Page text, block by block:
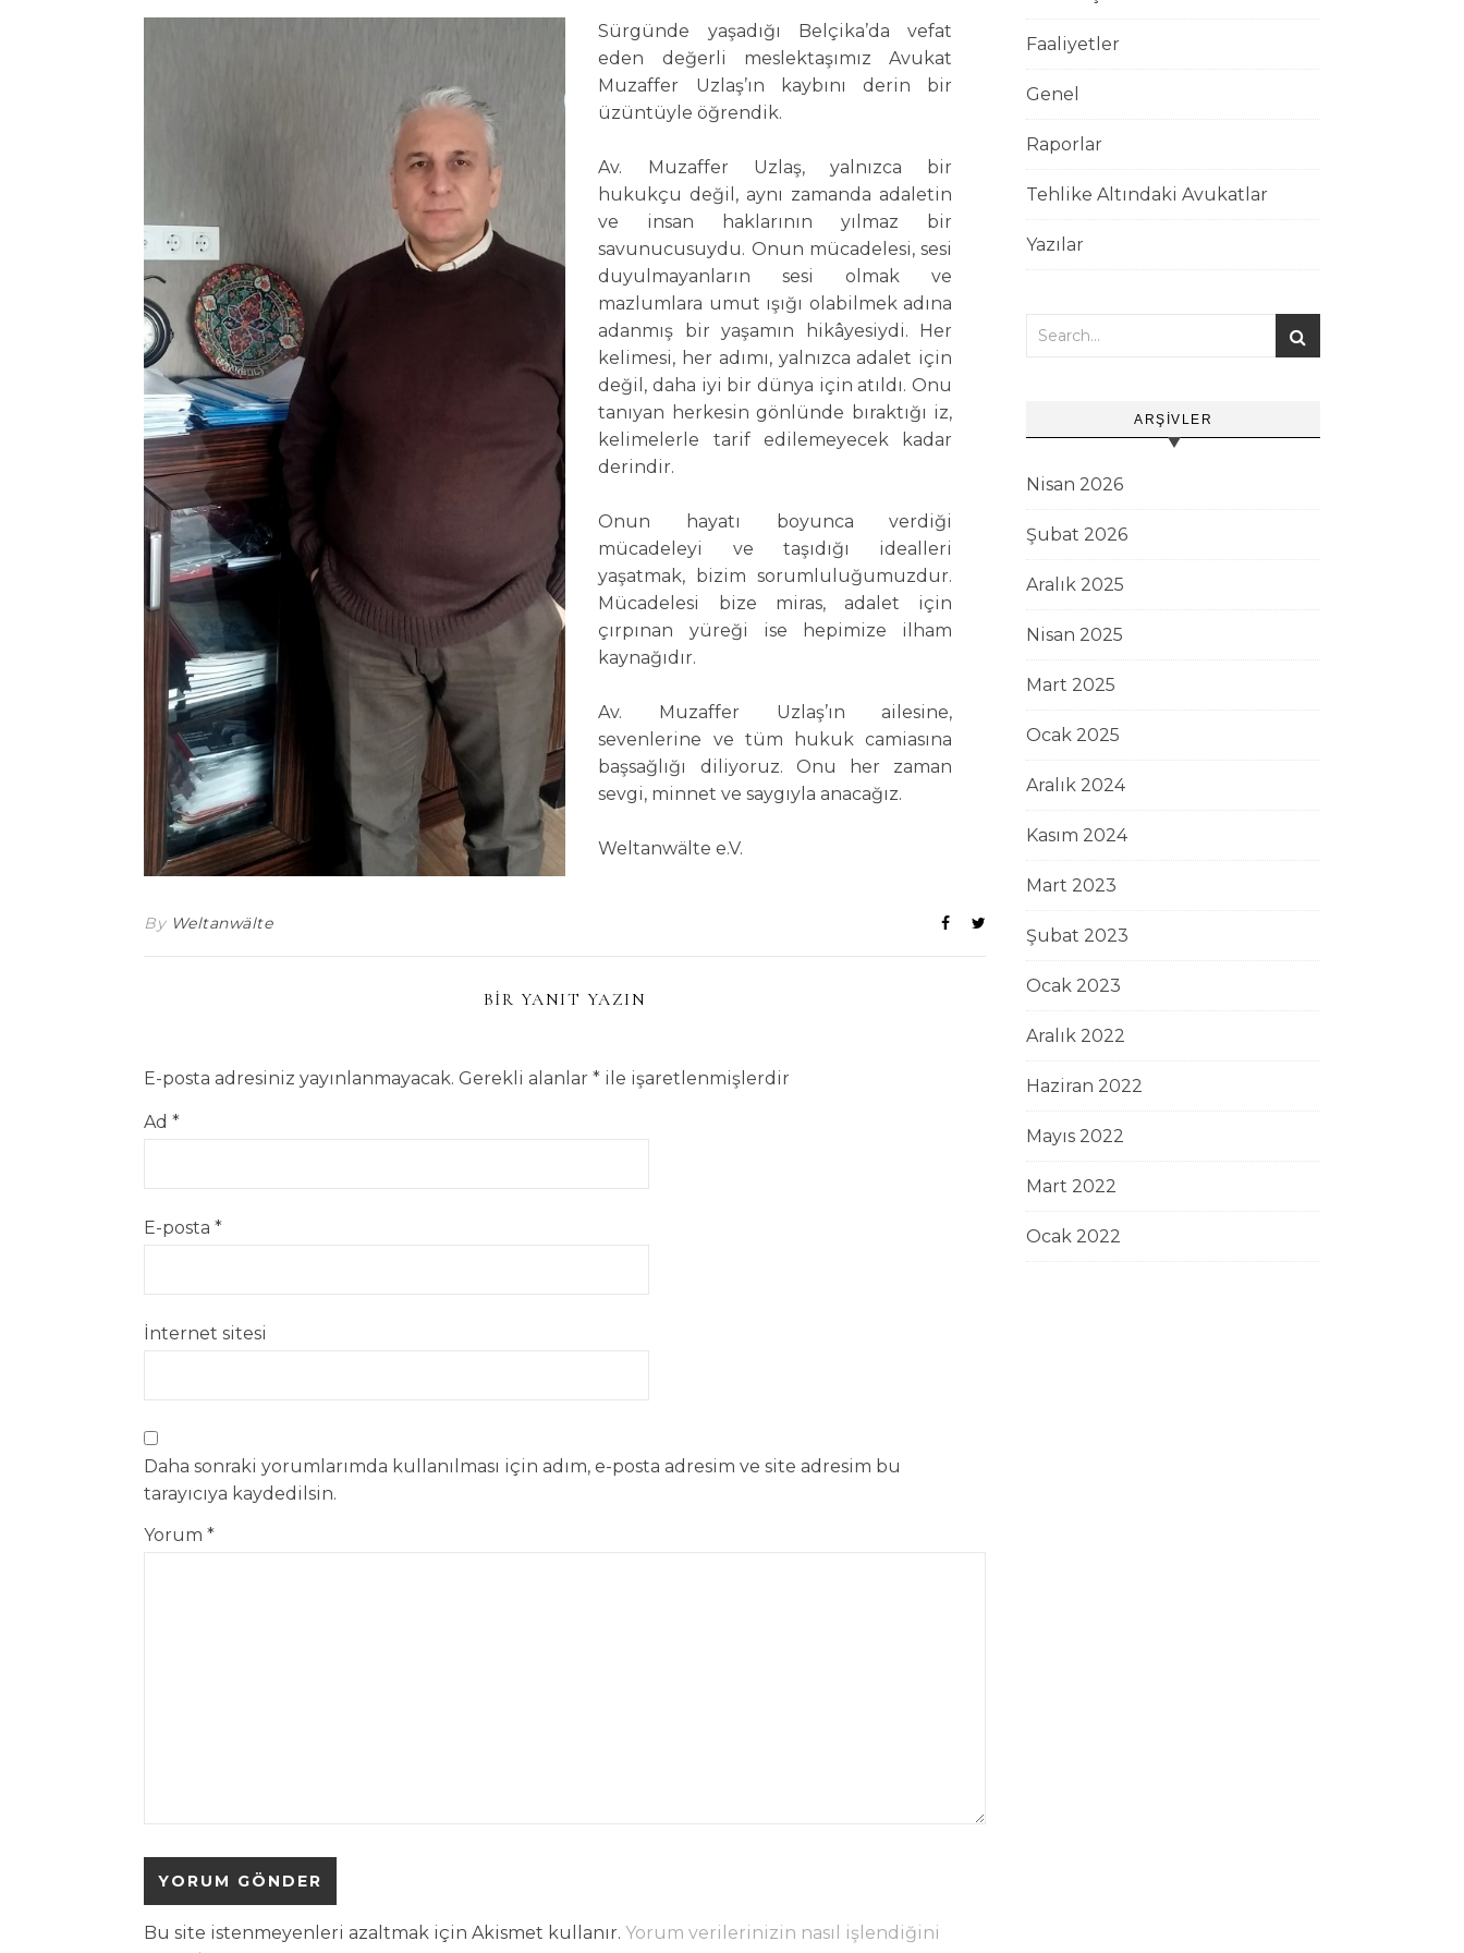
Sürgünde yaşadığı Belçika’da vefat
eden değerli meslektaşımız Avukat
Muzaffer Uzlaş’ın kaybını derin bir
üzüntüyle öğrendik.
Av. Muzaffer Uzlaş, yalnızca bir
hukukçu değil, aynı zamanda adaletin
ve insan haklarının yılmaz bir
savunucusuydu. Onun mücadelesi, sesi
duyulmayanların sesi olmak ve
mazlumlara umut ışığı olabilmek adına
adanmış bir yaşamın hikâyesiydi. Her
kelimesi, her adımı, yalnızca adalet için
değil, daha iyi bir dünya için atıldı. Onu
tanıyan herkesin gönlünde bıraktığı iz,
kelimelerle tarif edilemeyecek kadar
derindir.
Onun hayatı boyunca verdiği
mücadeleyi ve taşıdığı idealleri
yaşatmak, bizim sorumluluğumuzdur.
Mücadelesi bize miras, adalet için
çırpınan yüreği ise hepimize ilham
kaynağıdır.
Av. Muzaffer Uzlaş’ın ailesine,
sevenlerine ve tüm hukuk camiasına
başsağlığı diliyoruz. Onu her zaman
sevgi, minnet ve saygıyla anacağız.
Weltanwälte e.V.
By Weltanwälte
BIR YANIT YAZIN
E-posta adresiniz yayınlanmayacak. Gerekli alanlar * ile işaretlenmişlerdir
Ad *
E-posta *
İnternet sitesi
Daha sonraki yorumlarımda kullanılması için adım, e-posta adresim ve site adresim bu
tarayıcıya kaydedilsin.
Yorum *
Bu site istenmeyenleri azaltmak için Akismet kullanır. Yorum verilerinizin nasıl işlendiğini
Faaliyetler
Genel
Raporlar
Tehlike Altındaki Avukatlar
Yazılar
ARŞIVLER
Nisan 2026
Şubat 2026
Aralık 2025
Nisan 2025
Mart 2025
Ocak 2025
Aralık 2024
Kasım 2024
Mart 2023
Şubat 2023
Ocak 2023
Aralık 2022
Haziran 2022
Mayıs 2022
Mart 2022
Ocak 2022